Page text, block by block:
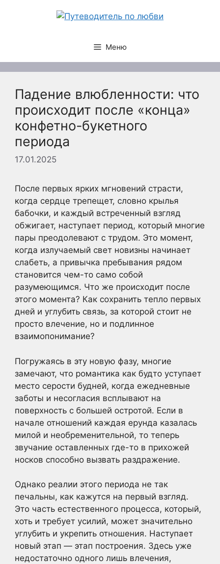
Меню
Падение влюбленности: что
происходит после «конца»
конфетно-букетного
периода
17.01.2025
После первых ярких мгновений страсти,
когда сердце трепещет, словно крылья
бабочки, и каждый встреченный взгляд
обжигает, наступает период, который многие
пары преодолевают с трудом. Это момент,
когда излучаемый свет новизны начинает
слабеть, а привычка пребывания рядом
становится чем-то само собой
разумеющимся. Что же происходит после
этого момента? Как сохранить тепло первых
дней и углубить связь, за которой стоит не
просто влечение, но и подлинное
взаимопонимание?
Погружаясь в эту новую фазу, многие
замечают, что романтика как будто уступает
место серости будней, когда ежедневные
заботы и несогласия всплывают на
поверхность с большей остротой. Если в
начале отношений каждая ерунда казалась
милой и необременительной, то теперь
звучание оставленных где-то в прихожей
носков способно вызвать раздражение.
Однако реалии этого периода не так
печальны, как кажутся на первый взгляд.
Это часть естественного процесса, который,
хоть и требует усилий, может значительно
углубить и укрепить отношения. Наступает
новый этап — этап построения. Здесь уже
недостаточно одного лишь влечения,